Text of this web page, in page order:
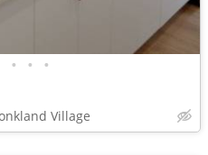
• • •
Village